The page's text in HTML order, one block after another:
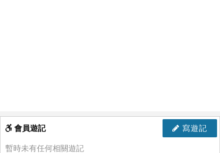
寫遊記
會員遊記
暫時未有任何相關遊記